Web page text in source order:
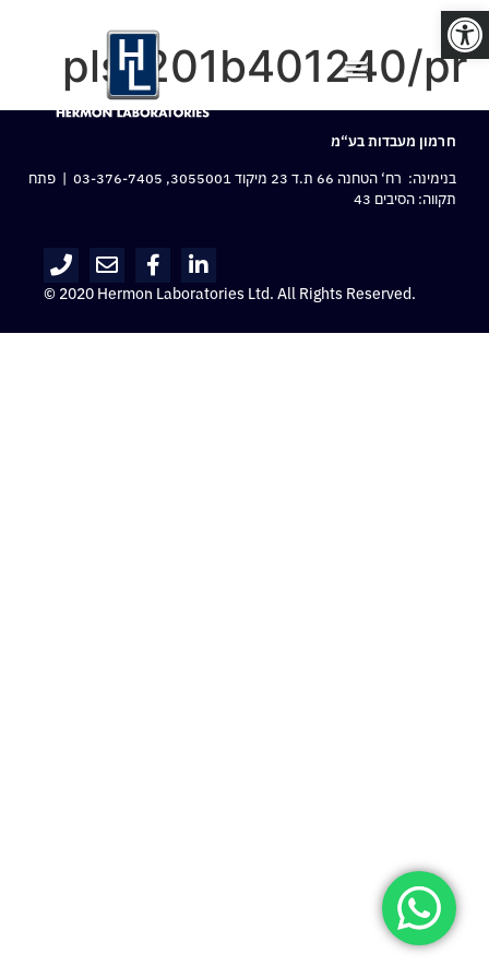
פתח סרגל נגישות
pls-201b401240/pr
חרמון מעבדות בע“מ
בנימינה: רח‘ הטחנה 66 ת.ד 23 מיקוד 3055001,
03-376-7405 | פתח
תקווה: הסיבים 43
© 2020 Hermon Laboratories Ltd. All Rights Reserved.